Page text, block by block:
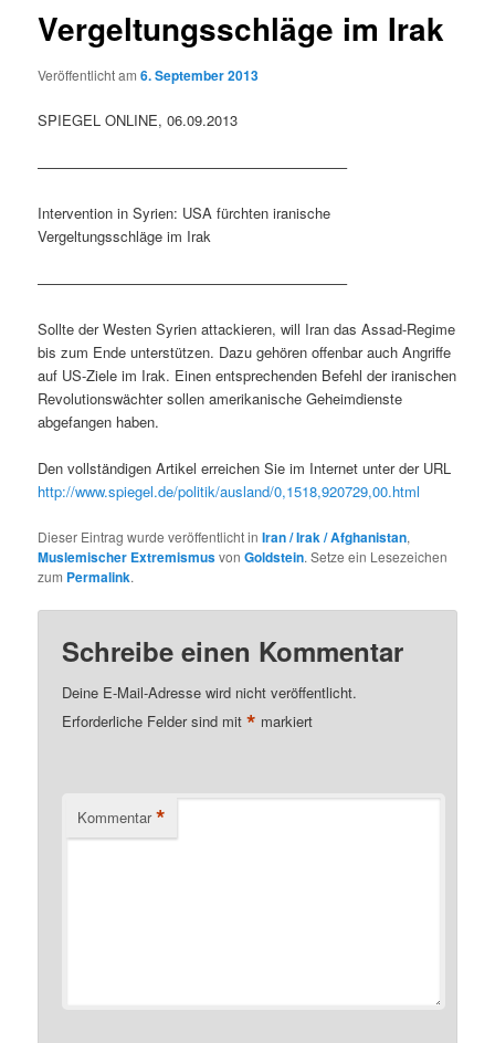
Vergeltungsschläge im Irak
Veröffentlicht am6. September 2013
SPIEGEL ONLINE, 06.09.2013
—————————————————————–
Intervention in Syrien: USA fürchten iranische
Vergeltungsschläge im Irak
—————————————————————–
Sollte der Westen Syrien attackieren, will Iran das Assad-Regime
bis zum Ende unterstützen. Dazu gehören offenbar auch Angriffe
auf US-Ziele im Irak. Einen entsprechenden Befehl der iranischen
Revolutionswächter sollen amerikanische Geheimdienste
abgefangen haben.
Den vollständigen Artikel erreichen Sie im Internet unter der URL
http://www.spiegel.de/politik/ausland/0,1518,920729,00.html
Dieser Eintrag wurde veröffentlicht inIran / Irak / Afghanistan,
Muslemischer ExtremismusvonGoldstein. Setze ein Lesezeichen
zum Permalink.
Schreibe einen Kommentar
Deine E-Mail-Adresse wird nicht veröffentlicht.
Erforderliche Felder sind mit* markiert
Kommentar *